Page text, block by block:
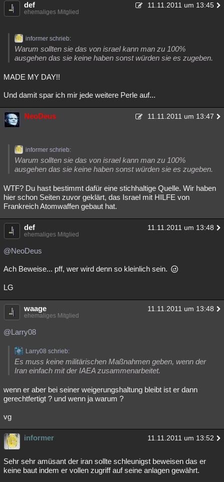
def 11.11.2011 um 13:45
ehemaliges Mitglied
informer schrieb:
Warum sollten sie das von israel kann man zu 100%
ausgehen das sie keine haben sonst würden sie es zugeben.
MADE MY DAY!!
Und damit spar ich mir jede weitere Perle auf...
NeoDeus 11.11.2011 um 13:47
informer schrieb:
Warum sollten sie das von israel kann man zu 100%
ausgehen das sie keine haben sonst würden sie es zugeben.
WTF? Du hast bestimmt dafür eine stichhaltige Quelle. Wir haben
hier schon Seiten zuvor geklärt, das Israel mit HILFE von
Frankreich Atomwaffen gebaut hat.
def 11.11.2011 um 13:48
ehemaliges Mitglied
@NeoDeus
Ach Beweise... pff, wer wird denn so kleinlich sein.
LG
waage 11.11.2011 um 13:48
ehemaliges Mitglied
@Larry08
Larry08 schrieb:
Es muss keine militärischen Maßnahmen geben, wenn der
Iran einfach mit der IAEA zusammenarbeitet.
wenn er aber bei seiner weigerungshaltung bleibt ist er dann
gerechtfertigt ? und wenn ja warum ?
vg
informer 11.11.2011 um 13:52
Sehr sehr amüsant der iran sollte schleunigst beweisen das er
keine baut indem er vollen zugriff auf seine anlagen gewährt.